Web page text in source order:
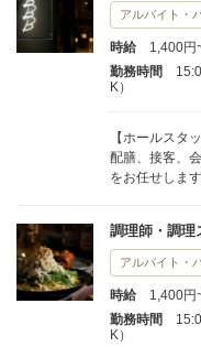
アルバイト・
時給
1,400円
勤務時間
K）
【ホールスタッフ】 ご案内、オーダー受付、
配膳、接客、
をお任せします。 将来的には、店長候補として、売
調理師・調理
アルバイト・
時給
1,400円
勤務時間
K）